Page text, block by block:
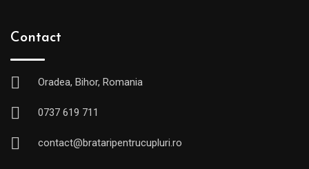
Contact
Oradea, Bihor, Romania
0737 619 711
contact@brataripentrucupluri.ro